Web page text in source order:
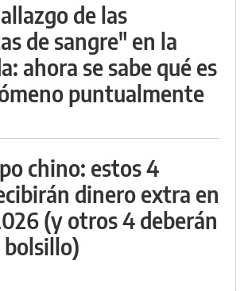
de las
de sangre" en la
ahora se sabe qué es
puntualmente
chino: estos 4
dinero extra en
(y otros 4 deberán
bolsillo)